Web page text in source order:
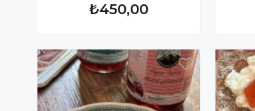
₺450,00